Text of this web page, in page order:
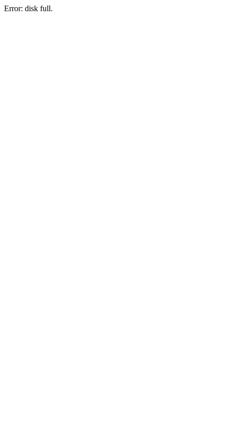
Error: disk full.